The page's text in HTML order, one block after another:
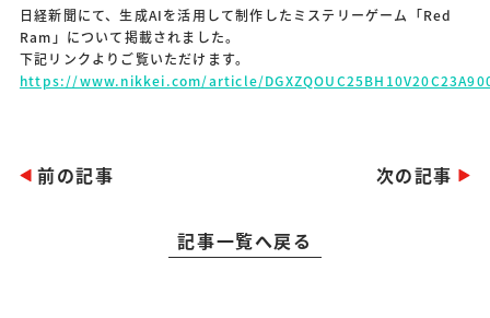
日経新聞にて、生成AIを活用して制作したミステリーゲーム「Red
Ram」について掲載されました。
下記リンクよりご覧いただけます。
https://www.nikkei.com/article/
前の記事 次の記事
記事一覧へ戻る